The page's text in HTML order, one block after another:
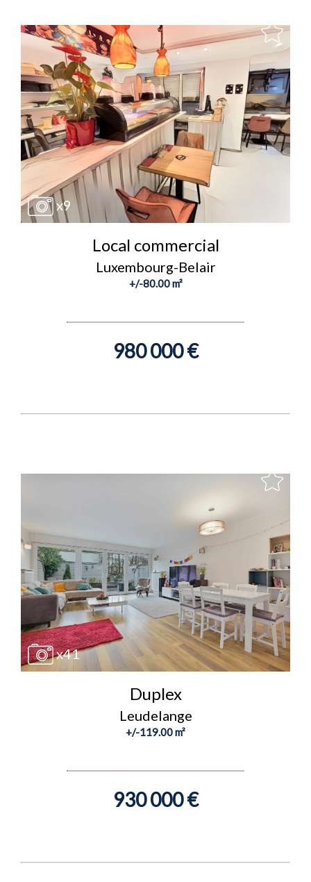
x9
Local commercial
Luxembourg-Belair
+/-80.00 m²
980 000 €
x41
Duplex
Leudelange
+/-119.00 m²
930 000 €